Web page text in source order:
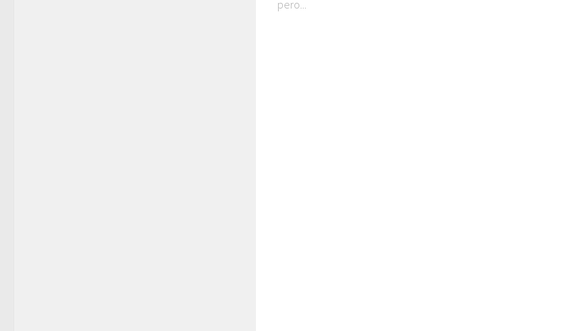
pero...